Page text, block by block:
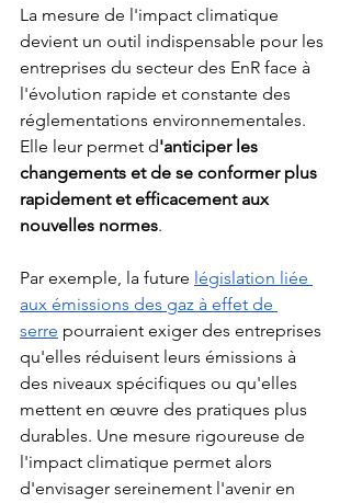
La mesure de l'impact climatique
devient un outil indispensable pour les
entreprises du secteur des EnR face à
l'évolution rapide et constante des
réglementations environnementales.
Elle leur permet d'anticiper les
changements et de se conformer plus
rapidement et efficacement aux
nouvelles normes.
Par exemple, la future législation liée
aux émissions des gaz à effet de
serre pourraient exiger des entreprises
qu'elles réduisent leurs émissions à
des niveaux spécifiques ou qu'elles
mettent en œuvre des pratiques plus
durables. Une mesure rigoureuse de
l'impact climatique permet alors
d'envisager sereinement l'avenir en